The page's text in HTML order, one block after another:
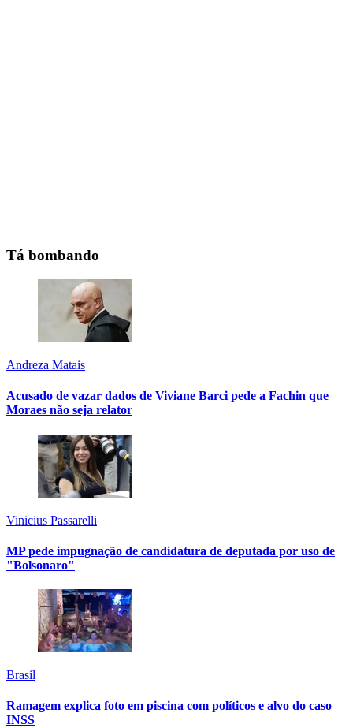
Tá bombando
Andreza Matais
Acusado de vazar dados de Viviane Barci pede a Fachin que
Moraes não seja relator
Vinicius Passarelli
MP pede impugnação de candidatura de deputada por uso de
"Bolsonaro"
Brasil
Ramagem explica foto em piscina com políticos e alvo do caso
INSS